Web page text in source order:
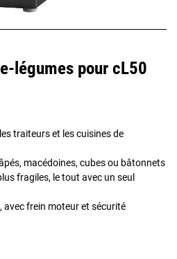
légumes pour cL50
traiteurs et les cuisines de
macédoines, cubes ou bâtonnets
fragiles, le tout avec un seul
frein moteur et sécurité